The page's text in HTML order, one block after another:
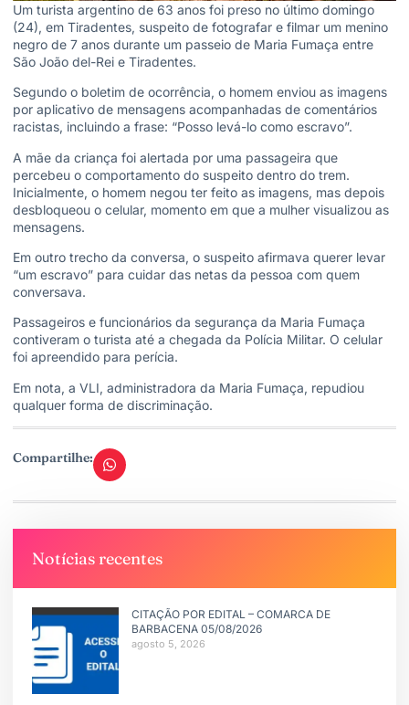
Um turista argentino de 63 anos foi preso no último domingo
(24), em Tiradentes, suspeito de fotografar e filmar um menino
negro de 7 anos durante um passeio de Maria Fumaça entre
São João del-Rei e Tiradentes.
Segundo o boletim de ocorrência, o homem enviou as imagens
por aplicativo de mensagens acompanhadas de comentários
racistas, incluindo a frase: “Posso levá-lo como escravo”.
A mãe da criança foi alertada por uma passageira que
percebeu o comportamento do suspeito dentro do trem.
Inicialmente, o homem negou ter feito as imagens, mas depois
desbloqueou o celular, momento em que a mulher visualizou as
mensagens.
Em outro trecho da conversa, o suspeito afirmava querer levar
“um escravo” para cuidar das netas da pessoa com quem
conversava.
Passageiros e funcionários da segurança da Maria Fumaça
contiveram o turista até a chegada da Polícia Militar. O celular
foi apreendido para perícia.
Em nota, a VLI, administradora da Maria Fumaça, repudiou
qualquer forma de discriminação.
Compartilhe:
Notícias recentes
CITAÇÃO POR EDITAL – COMARCA DE
BARBACENA 05/08/2026
agosto 5, 2026